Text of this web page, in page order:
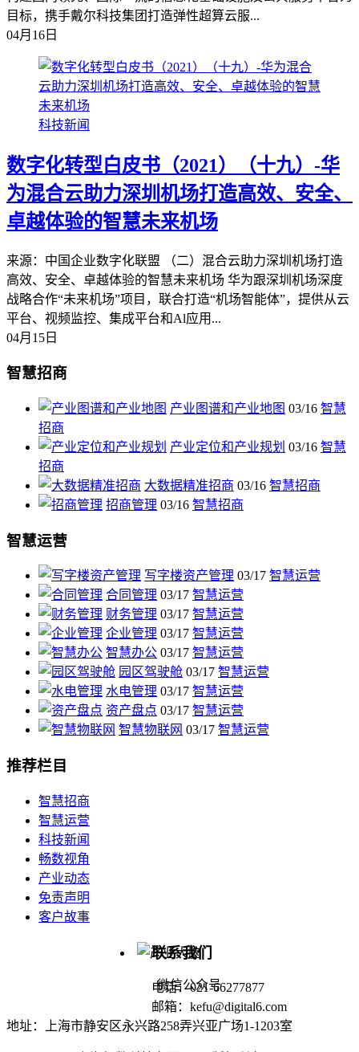
目标，携手戴尔科技集团打造弹性超算云服...
04月16日
科技新闻
数字化转型白皮书（2021）（十九）-华
为混合云助力深圳机场打造高效、安全、
卓越体验的智慧未来机场
来源：中国企业数字化联盟 （二）混合云助力深圳机场打造
高效、安全、卓越体验的智慧未来机场 华为跟深圳机场深度
战略合作“未来机场”项目，联合打造“机场智能体”，提供从云
平台、视频监控、集成平台和Al应用...
04月15日
智慧招商
产业图谱和产业地图 03/16 智慧
招商
产业定位和产业规划 03/16 智慧
招商
大数据精准招商 03/16 智慧招商
招商管理 03/16 智慧招商
智慧运营
写字楼资产管理 03/17 智慧运营
合同管理 03/17 智慧运营
财务管理 03/17 智慧运营
企业管理 03/17 智慧运营
智慧办公 03/17 智慧运营
园区驾驶舱 03/17 智慧运营
水电管理 03/17 智慧运营
资产盘点 03/17 智慧运营
智慧物联网 03/17 智慧运营
推荐栏目
智慧招商
智慧运营
科技新闻
畅数视角
产业动态
免责声明
客户故事
微信公众号
联系我们
电话：021-66277877
邮箱：kefu@digital6.com
地址：上海市静安区永兴路258弄兴亚广场1-1203室